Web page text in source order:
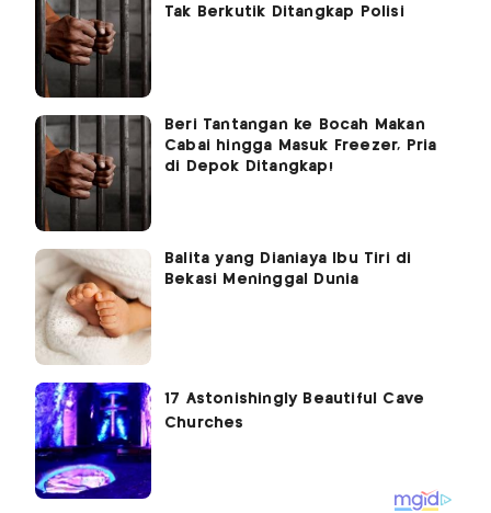
Tak Berkutik Ditangkap Polisi
Beri Tantangan ke Bocah Makan
Cabai hingga Masuk Freezer, Pria
di Depok Ditangkap!
Balita yang Dianiaya Ibu Tiri di
Bekasi Meninggal Dunia